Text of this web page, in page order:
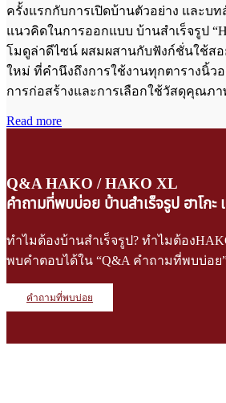
ครั้งแรกกับการเปิดบ้านตัวอย่าง และบ
แนวคิดในการออกแบบ บ้านสำเร็จรูป
โมดูล่าดีไซน์ ผสมผสานกับฟังก์ชั่นใช้ส
ใหม่ ที่คำนึงถึงการใช้งานทุกตารางนิ้ว
การก่อสร้างและการเลือกใช้วัสดุคุณภา
Read more
Q&A HAKO / HAKO XL
คำถามที่พบบ่อย บ้านสำเร็จรูป ฮาโกะ
ทำไมต้องบ้านสำเร็จรูป? ทำไมต้อง
พบคำตอบได้ใน “Q&A คำถามที่พบบ่อย
คำถามที่พบบ่อย